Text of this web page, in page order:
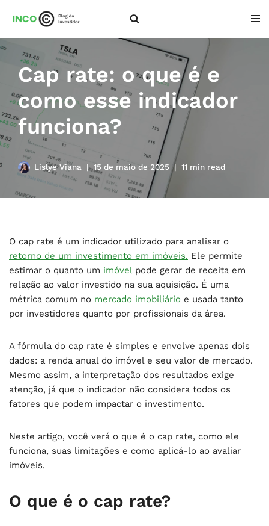
conteúdo
Cap rate: o que é e
como esse indicador
funciona?
Lislye Viana 15 de maio de 2025 11 min read
O cap rate é um indicador utilizado para analisar o
retorno de um investimento em imóveis. Ele permite
estimar o quanto um imóvel pode gerar de receita em
relação ao valor investido na sua aquisição. É uma
métrica comum no mercado imobiliário e usada tanto
por investidores quanto por profissionais da área.
A fórmula do cap rate é simples e envolve apenas dois
dados: a renda anual do imóvel e seu valor de mercado.
Mesmo assim, a interpretação dos resultados exige
atenção, já que o indicador não considera todos os
fatores que podem impactar o investimento.
Neste artigo, você verá o que é o cap rate, como ele
funciona, suas limitações e como aplicá-lo ao avaliar
imóveis.
O que é o cap rate?